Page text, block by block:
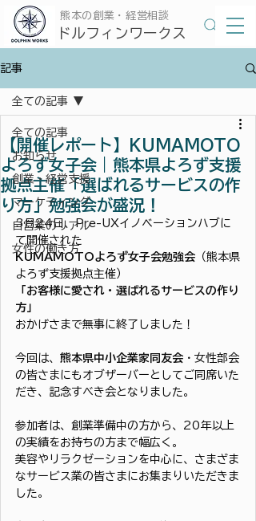
​ドルフィンワークス
​熊本の創業・経営相談
記事
全ての記事
お知らせ
創業・経営支援
マーケティング
自営業のリアル
女性の働き方
全ての記事
【開催レポート】KUMAMOTO
よろず女子会｜熊本県よろず支援
拠点主催「選ばれるサービスの作
り方」勉強会が盛況！
3月24日、Pre-UXイノベーションハブに
て開催された
KUMAMOTOよろず女子会勉強会 （熊本県
よろず支援拠点主催）
「お客様に愛され・選ばれるサービスの作り
方」
おかげさまで無事に終了しました！
今回は、 熊本県中小企業家同友会 ・女性部会
の皆さまにもオブザーバーとしてご同席いた
だき、記念すべき会となりました。
参加者は、創業準備中の方から、20年以上
の実績をお持ちの方まで幅広く。
美容やリラクゼーションを中心に、さまざま
なサービス業の皆さまにお集まりいただきま
した。